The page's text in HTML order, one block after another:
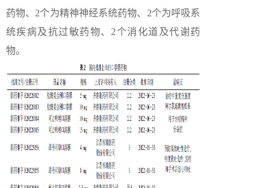
药物、2个为精神神经系统药物、2个为呼吸系
统疾病及抗过敏药物、2个消化道及代谢药
物。